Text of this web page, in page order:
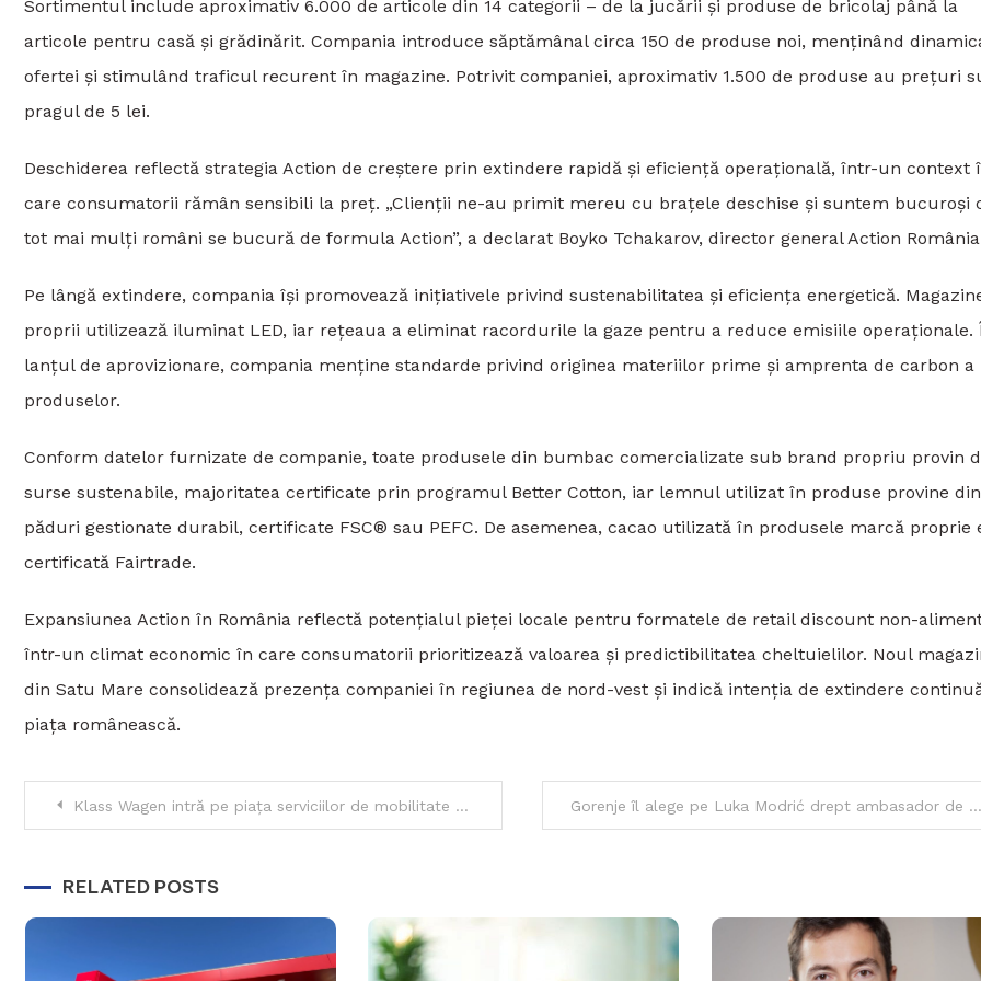
Sortimentul include aproximativ 6.000 de articole din 14 categorii – de la jucării și produse de bricolaj până la
articole pentru casă și grădinărit. Compania introduce săptămânal circa 150 de produse noi, menținând
ofertei și stimulând traficul recurent în magazine. Potrivit companiei, aproximativ 1.500 de produse au prețuri
pragul de 5 lei.
Deschiderea reflectă strategia Action de creștere prin extindere rapidă și eficiență operațională, într-un context
care consumatorii rămân sensibili la preț. „Clienții ne-au primit mereu cu brațele deschise și suntem bucuroși
tot mai mulți români se bucură de formula Action”, a declarat Boyko Tchakarov, director general Action
Pe lângă extindere, compania își promovează inițiativele privind sustenabilitatea și eficiența energetică.
proprii utilizează iluminat LED, iar rețeaua a eliminat racordurile la gaze pentru a reduce emisiile operaționale.
lanțul de aprovizionare, compania menține standarde privind originea materiilor prime și amprenta de carbon a
produselor.
Conform datelor furnizate de companie, toate produsele din bumbac comercializate sub brand propriu provin
surse sustenabile, majoritatea certificate prin programul Better Cotton, iar lemnul utilizat în produse provine din
păduri gestionate durabil, certificate FSC® sau PEFC. De asemenea, cacao utilizată în produsele marcă proprie
certificată Fairtrade.
Expansiunea Action în România reflectă potențialul pieței locale pentru formatele de retail discount non-
într-un climat economic în care consumatorii prioritizează valoarea și predictibilitatea cheltuielilor. Noul
din Satu Mare consolidează prezența companiei în regiunea de nord-vest și indică intenția de extindere
piața românească.
Navigare
articole
Klass Wagen intră pe piața serviciilor de mobilitate și îl numește pe Răzvan Vedel la conducerea diviziei Gorenje îl alege pe Luka Modrić drept ambasador de brand pentru o campanie europeană
RELATED POSTS